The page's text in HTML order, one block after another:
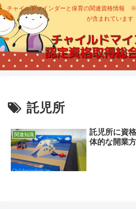
チャイルドマインダーと保育の関連資格情報
が含まれています
託児所
関連知識
託児所に資
体的な開業